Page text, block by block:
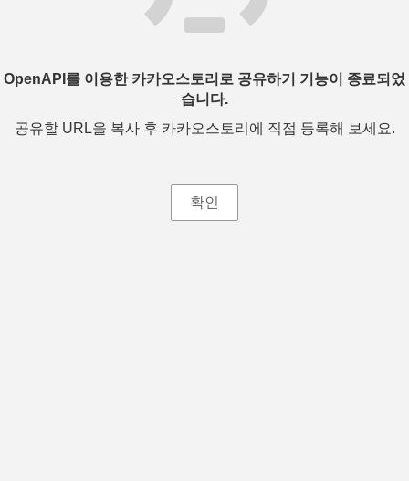
OpenAPI를 이용한 카카오스토리로 공유하기 기능이 종료되었
습니다.
공유할 URL을 복사 후 카카오스토리에 직접 등록해 보세요.
확인